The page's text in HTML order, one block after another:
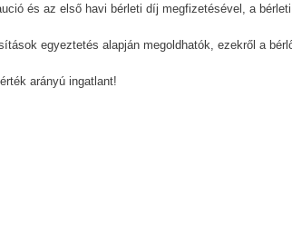
és az első havi bérleti díj megfizetésével, a
egyeztetés alapján megoldhatók, ezekről a
arányú ingatlant!